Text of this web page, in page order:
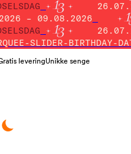
– 09.08.2026
SLIDER-
leveringUnikke senge